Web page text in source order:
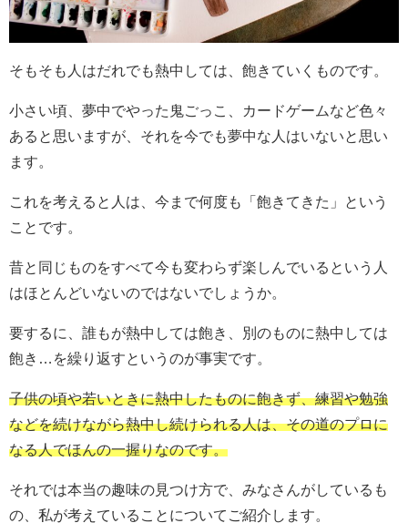
そもそも人はだれでも熱中しては、飽きていくものです。
小さい頃、夢中でやった鬼ごっこ、カードゲームなど色々
あると思いますが、それを今でも夢中な人はいないと思い
ます。
これを考えると人は、今まで何度も「飽きてきた」という
ことです。
昔と同じものをすべて今も変わらず楽しんでいるという人
はほとんどいないのではないでしょうか。
要するに、誰もが熱中しては飽き、別のものに熱中しては
飽き…を繰り返すというのが事実です。
子供の頃や若いときに熱中したものに飽きず、練習や勉強
などを続けながら熱中し続けられる人は、その道のプロに
なる人でほんの一握りなのです。
それでは本当の趣味の見つけ方で、みなさんがしているも
の、私が考えていることについてご紹介します。